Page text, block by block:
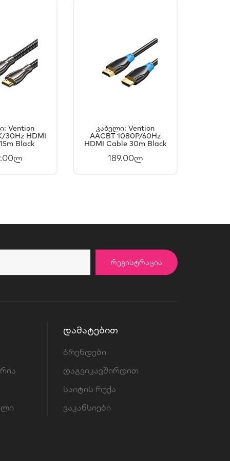
Vention
30Hz HDMI
Black
ᲙᲐᲚᲐᲗᲐᲨᲘ
ᲓᲐᲛᲐᲢᲔᲑᲐ
Კაბელი: Vention
AACBT 1080P/60Hz
HDMI Cable 30m Black
189.00ლ
ᲠᲔᲒᲘᲡᲢᲠᲐᲪᲘᲐ
ᲓᲐᲛᲐᲢᲔᲑᲘᲗ
ბრენდები
დაგვიკავშირდით
საიტის რუქა
ვაკანსიები